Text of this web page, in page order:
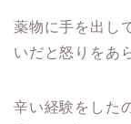
薬物に手を出し
いだと怒りをあ
辛い経験をした